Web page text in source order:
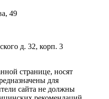
49
д. 32, корп. 3
странице, носят
для
сайта не должны